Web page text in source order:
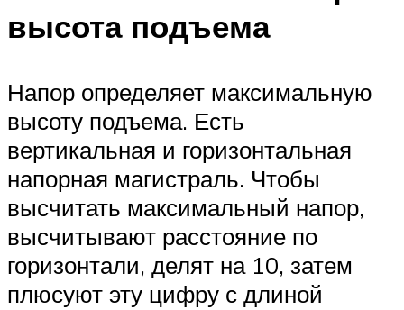
высота подъема
Напор определяет максимальную
высоту подъема. Есть
вертикальная и горизонтальная
напорная магистраль. Чтобы
высчитать максимальный напор,
высчитывают расстояние по
горизонтали, делят на 10, затем
плюсуют эту цифру с длиной